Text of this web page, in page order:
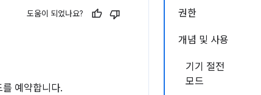
권한
개념 및 사용
기기 절전
모드
도움이 되었나요?
예약합니다.